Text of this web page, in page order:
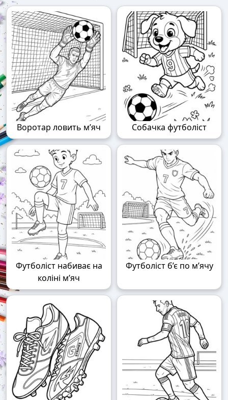
Воротар ловить м’яч Собачка футболіст
Футболіст набиває на
коліні м’яч
Футболіст б’є по м’ячу